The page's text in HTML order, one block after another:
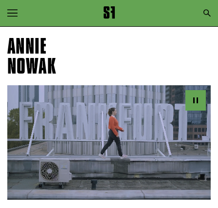
Zur Hauptnavigation springen
Zum Hauptinhalt springen
Zum Footer springen
ANNIE
NOWAK